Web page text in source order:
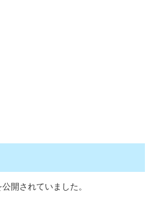
開されていました。